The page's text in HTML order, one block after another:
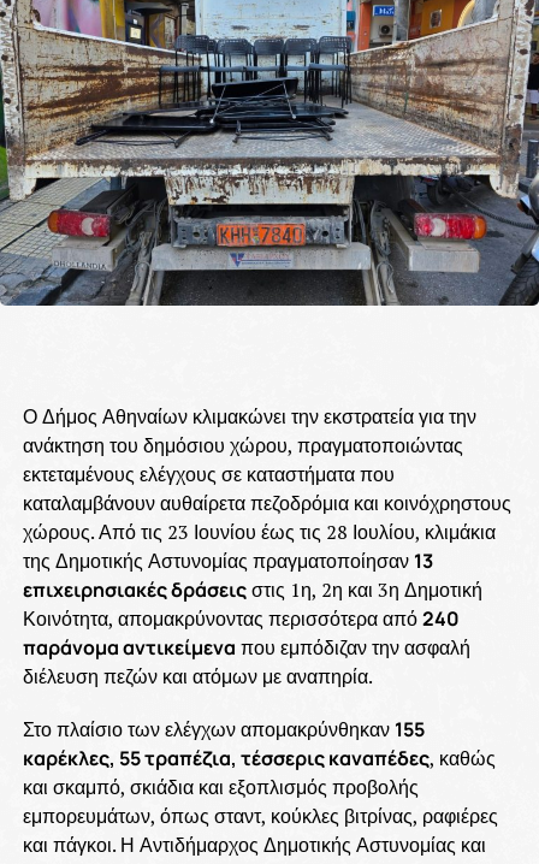
Ο Δήμος Αθηναίων κλιμακώνει την εκστρατεία για την
ανάκτηση του δημόσιου χώρου, πραγματοποιώντας
εκτεταμένους ελέγχους σε καταστήματα που
καταλαμβάνουν αυθαίρετα πεζοδρόμια και κοινόχρηστους
χώρους. Από τις 23 Ιουνίου έως τις 28 Ιουλίου, κλιμάκια
της Δημοτικής Αστυνομίας πραγματοποίησαν 13
επιχειρησιακές δράσειςστις 1η, 2η και 3η Δημοτική
Κοινότητα, απομακρύνοντας περισσότερα από240
παράνομα αντικείμενα που εμπόδιζαν την ασφαλή
διέλευση πεζών και ατόμων με αναπηρία.
Στο πλαίσιο των ελέγχων απομακρύνθηκαν 155
καρέκλες, 55 τραπέζια, τέσσερις καναπέδες, καθώς
και σκαμπό, σκιάδια και εξοπλισμός προβολής
εμπορευμάτων, όπως σταντ, κούκλες βιτρίνας, ραφιέρες
και πάγκοι. Η Αντιδήμαρχος Δημοτικής Αστυνομίας και